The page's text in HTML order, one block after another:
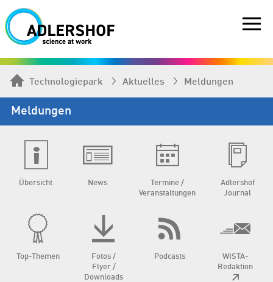
Technologiepark Aktuelles Meldungen
Meldungen
Übersicht News
Termine /
Veranstaltungen
Adlershof
Journal
Top-Themen
Fotos /
Flyer /
Downloads
Podcasts
WISTA-
Redaktion